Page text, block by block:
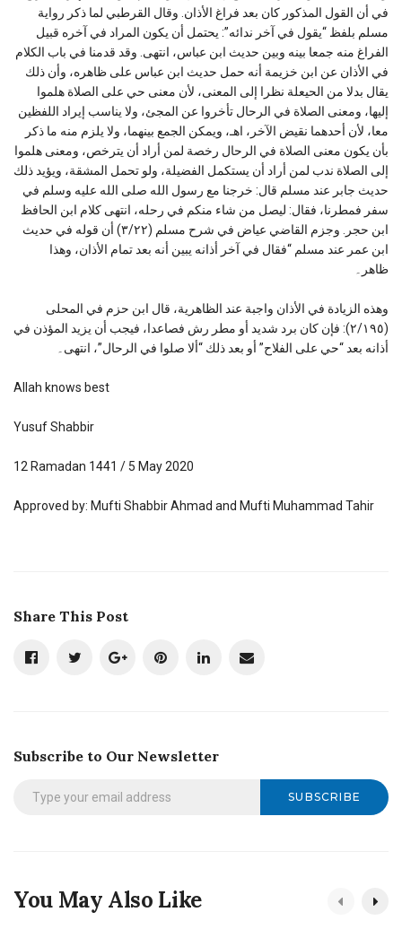
في أن القول المذكور كان بعد فراغ الأذان. وقال القرطبي لما ذكر رواية
مسلم بلفظ “يقول في آخر ندائه”: يحتمل أن يكون المراد في آخره قبيل
الفراغ منه جمعا بينه وبين حديث ابن عباس، انتهى. وقد قدمنا في باب الكلام
في الأذان عن ابن خزيمة أنه حمل حديث ابن عباس على ظاهره، وأن ذلك
يقال بدلا من الحيعلة نظرا إلى المعنى، لأن معنى حي على الصلاة هلموا
إليها، ومعنى الصلاة في الرحال تأخروا عن المجئ، ولا يناسب إيراد اللفظين
معا، لأن أحدهما نقيض الآخر، اهـ، ويمكن الجمع بينهما، ولا يلزم منه ما ذكر
بأن يكون معنى الصلاة في الرحال رخصة لمن أراد أن يترخص، ومعنى هلموا
إلى الصلاة ندب لمن أراد أن يستكمل الفضيلة، ولو تحمل المشقة، ويؤيد ذلك
حديث جابر عند مسلم قال: خرجنا مع رسول الله صلى الله عليه وسلم في
سفر فمطرنا، فقال: ليصل من شاء منكم في رحله، انتهى كلام ابن الحافظ
ابن حجر. وجزم القاضي عياض في شرح مسلم (٣/٢٢) أن قوله في حديث
ابن عمر عند مسلم “فقال في آخر أذانه يبين أنه بعد تمام الأذان، وهذا
ظاهر۔
وهذه الزيادة في الأذان واجبة عند الظاهرية، قال ابن حزم في المحلى
(٢/١٩٥): فإن كان برد شديد أو مطر رش فصاعدا، فيجب أن يزيد المؤذن في
أذانه بعد “حي على الفلاح” أو بعد ذلك “ألا صلوا في الرحال”، انتهى۔
Allah knows best
Yusuf Shabbir
12 Ramadan 1441 / 5 May 2020
Approved by: Mufti Shabbir Ahmad and Mufti Muhammad Tahir
Share This Post
Subscribe to Our Newsletter
SUBSCRIBE
You May Also Like